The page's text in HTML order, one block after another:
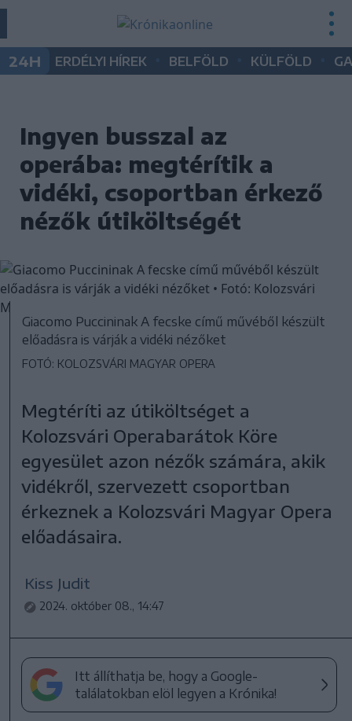
24H ERDÉLYI HÍREK BELFÖLD KÜLFÖLD
Ingyen busszal az
operába: megtérítik a
vidéki, csoportban érkező
nézők útiköltségét
Giacomo Puccininak A fecske című művéből készült
előadásra is várják a vidéki nézőket
FOTÓ: KOLOZSVÁRI MAGYAR OPERA
Megtéríti az útiköltséget a
Kolozsvári Operabarátok Köre
egyesület azon nézők számára, akik
vidékről, szervezett csoportban
érkeznek a Kolozsvári Magyar Opera
előadásaira.
Kiss Judit
2024. október 08., 14:47
Itt állíthatja be, hogy a Google-
találatokban elöl legyen a Krónika!